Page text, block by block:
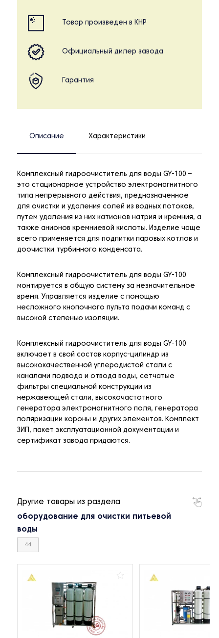
Товар произведен в КНР
Официальный дилер завода
Гарантия
Описание Характеристики
Комплексный гидроочиститель для воды GY-100 –
это стационарное устройство электромагнитного
типа непрерывного действия, предназначенное
для очистки и удаления солей из водных потоков,
путем удаления из них катионов натрия и кремния, а
также анионов кремниевой кислоты. Изделие чаще
всего применяется для подпитки паровых котлов и
доочистки турбинного конденсата.
Комплексный гидроочиститель для воды GY-100
монтируется в общую систему за незначительное
время. Управляется изделие с помощью
несложного кнопочного пульта подачи команд с
высокой степенью изоляции.
Комплексный гидроочиститель для воды GY-100
включает в свой состав корпус-цилиндр из
высококачественной углеродистой стали с
каналами подвода и отвода воды, сетчатые
фильтры специальной конструкции из
нержавеющей стали, высокочастотного
генератора электромагнитного поля, генератора
поляризации короны и других элементов. Комплект
ЗИП, пакет эксплуатационной документации и
сертификат завода придаются.
Другие товары из раздела
оборудование для очистки питьевой
воды
44